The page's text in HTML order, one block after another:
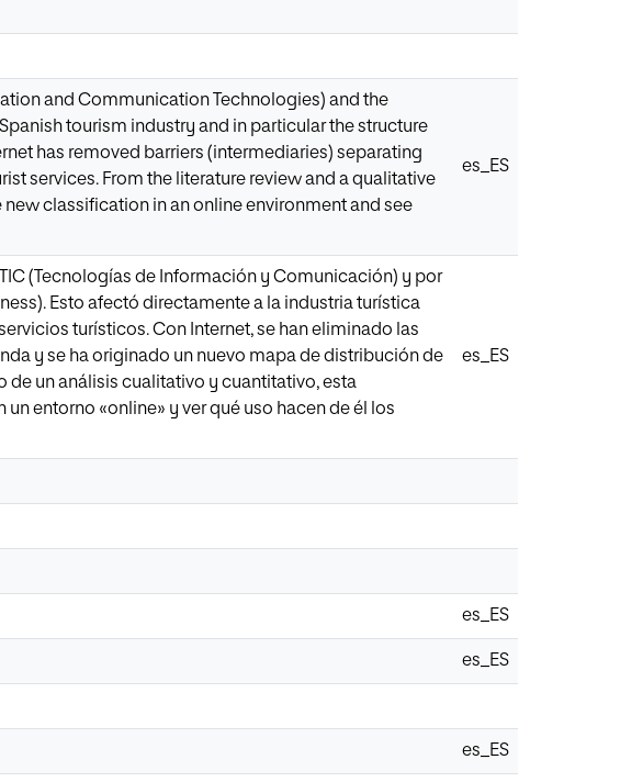
and Communication Technologies) and the
tourism industry and in particular the structure
has removed barriers (intermediaries) separating
services. From the literature review and a qualitative
classification in an online environment and see
es_ES
(Tecnologías de Información y Comunicación) y por
Esto afectó directamente a la industria turística
turísticos. Con Internet, se han eliminado las
y se ha originado un nuevo mapa de distribución de
de un análisis cualitativo y cuantitativo, esta
entorno «online» y ver qué uso hacen de él los
es_ES
es_ES
es_ES
es_ES